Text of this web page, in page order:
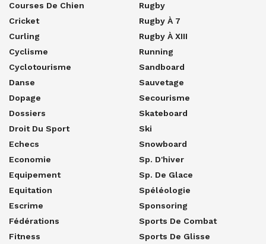
Courses De Chien
Cricket
Curling
Cyclisme
Cyclotourisme
Danse
Dopage
Dossiers
Droit Du Sport
Echecs
Economie
Equipement
Equitation
Escrime
Fédérations
Fitness
Rugby
Rugby À 7
Rugby À XIII
Running
Sandboard
Sauvetage
Secourisme
Skateboard
Ski
Snowboard
Sp. D'hiver
Sp. De Glace
Spéléologie
Sponsoring
Sports De Combat
Sports De Glisse